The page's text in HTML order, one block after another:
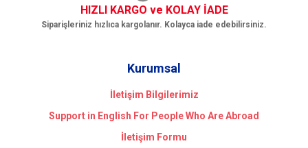
HIZLI KARGO ve KOLAY İADE
Siparişleriniz hızlıca kargolanır. Kolayca iade edebilirsiniz.
Kurumsal
İletişim Bilgilerimiz
Support in English For People Who Are Abroad
İletişim Formu